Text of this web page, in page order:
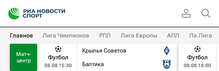
Главное Лига Чемпионов РПЛ Лига Европы АПЛ Ла Лига
Матч-
центр
Футбол
08.08 15:30
Крылья Советов
Балтика
Футбол
08.08 18:00